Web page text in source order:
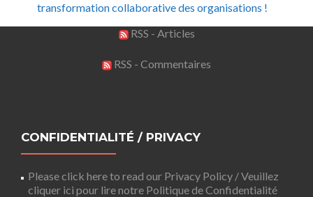
transformation collaborative des organisations !
RSS - Articles
RSS - Commentaires
CONFIDENTIALITÉ / PRIVACY
Please click here to read our Privacy Policy / Veuillez
cliquer ici pour lire notre Politique de Confidentialité